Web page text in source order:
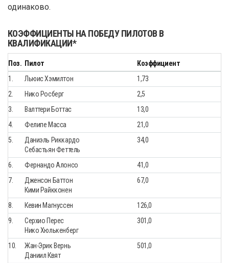
одинаково.
КОЭФФИЦИЕНТЫ НА ПОБЕДУ ПИЛОТОВ В
КВАЛИФИКАЦИИ*
Поз. Пилот
Коэффициент
1.
Льюис Хэмилтон
1,73
2.
Нико Росберг
2,5
3.
Валттери Боттас
13,0
4.
Фелипе Масса
21,0
5.
Даниэль Риккардо
Себастьян Феттель
34,0
6. Фернандо Алонсо
41,0
7.
Дженсон Баттон
Кими Райкконен
67,0
8. Кевин Магнуссен
126,0
9.
Серхио Перес
Нико Хюлькенберг
301,0
10.
Жан-Эрик Вернь
Даниил Квят
501,0